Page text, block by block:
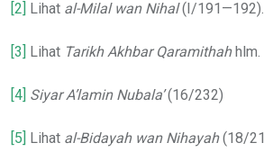
[2] Lihat al-Milal wan Nihal(I/191—192).
[3] Lihat Tarikh Akhbar Qaramithah hlm.
[4] Siyar A’lamin Nubala’(16/232)
[5] Lihat al-Bidayah wan Nihayah(18/